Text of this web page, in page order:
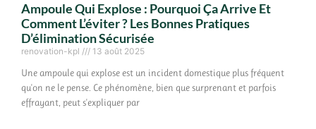
Ampoule Qui Explose : Pourquoi Ça Arrive Et
Comment L’éviter ? Les Bonnes Pratiques
D’élimination Sécurisée
renovation-kpl 13 août 2025
Une ampoule qui explose est un incident domestique plus fréquent
qu'on ne le pense. Ce phénomène, bien que surprenant et parfois
effrayant, peut s'expliquer par